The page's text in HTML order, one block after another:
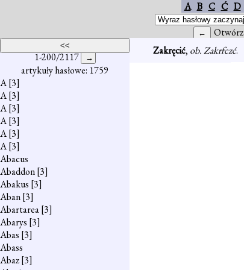
A B C Ć D
Otwórz
1-200/2117
artykuły hasłowe: 1759
A[3]
A[3]
A[3]
A[3]
A[3]
A[3]
Abacus
Abaddon[3]
Abakus [3]
Aban[3]
Abartarea[3]
Abarys [3]
Abas [3]
Abass
Abaz[3]
Zakręcić, ob. Zakrfczć.